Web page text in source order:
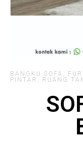
BANGKU SOFA
PINTAR
RUANG